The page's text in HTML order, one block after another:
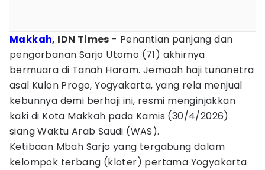
Makkah, IDN Times - Penantian panjang dan
pengorbanan Sarjo Utomo (71) akhirnya
bermuara di Tanah Haram. Jemaah haji tunanetra
asal Kulon Progo, Yogyakarta, yang rela menjual
kebunnya demi berhaji ini, resmi menginjakkan
kaki di Kota Makkah pada Kamis (30/4/2026)
siang Waktu Arab Saudi (WAS).
Ketibaan Mbah Sarjo yang tergabung dalam
kelompok terbang (kloter) pertama Yogyakarta